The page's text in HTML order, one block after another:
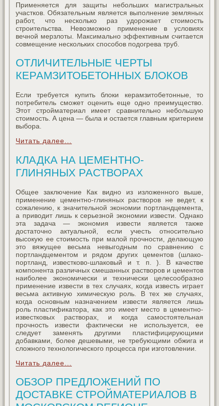
Применяется для защиты небольших магистральных
участков. Обязательным является выполнение земляных
работ, что несколько раз удорожает стоимость
строительства. Невозможно применение в условиях
вечной мерзлоты. Максимально эффективным считается
совмещение нескольких способов подогрева труб.
ОТЛИЧИТЕЛЬНЫЕ ЧЕРТЫ
КЕРАМЗИТОБЕТОННЫХ БЛОКОВ
Если требуется купить блоки керамзитобетонные, то
потребитель сможет оценить еще одно преимущество.
Этот стройматериал имеет сравнительно небольшую
стоимость. А цена — была и остается главным критерием
выбора.
Читать далее...
КЛАДКА НА ЦЕМЕНТНО-
ГЛИНЯНЫХ РАСТВОРАХ
Общее заключение Как видно из изложенного выше,
применение цементно-глиняных растворов не ведет, к
сожалению, к значительной экономии портландцемента,
а приводит лишь к серьезной экономии извести. Однако
эта задача — экономия извести является также
достаточно актуальной, если учесть относительно
высокую ее стоимость при малой прочности, делающую
это вяжущее весьма невыгодным по сравнению с
портландцементом и рядом других цементов (шлако-
портланд, известково-шлаковый и т. п. ). В качестве
компонента различных смешанных растворов и цементов
наиболее экономически и технически целесообразно
применение извести в тех случаях, когда известь играет
весьма активную химическую роль. В тех же случаях,
когда основным назначением извести является лишь
роль пластификатора, как это имеет место в цементно-
известковых растворах, и когда самостоятельная
прочность извести фактически не используется, ее
следует заменять другими пластифицирующими
добавками, более дешевыми, не требующими обжига и
сложного технологического процесса при изготовлении.
Читать далее...
ОБЗОР ПРЕДЛОЖЕНИЙ ПО
ДОСТАВКЕ СТРОЙМАТЕРИАЛОВ В